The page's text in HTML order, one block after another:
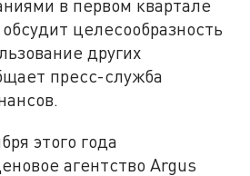
в первом квартале
целесообразность
других
пресс-служба
этого года
агентство Argus